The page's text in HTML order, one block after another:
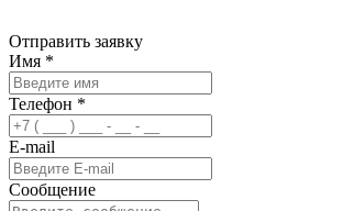
Отправить заявку
Имя *
Телефон *
E-mail
Сообщение